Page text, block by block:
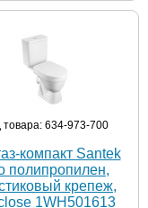
товара: 634-973-700
компакт Santek
полипропилен,
крепеж,
1WH501613